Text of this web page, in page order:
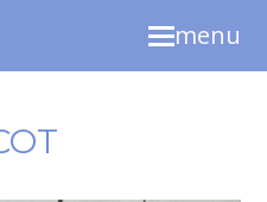
menu